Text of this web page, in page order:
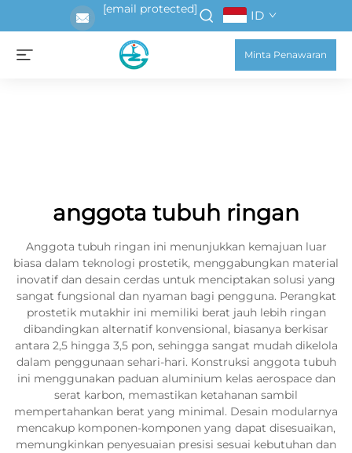
[email protected] ID
Minta Penawaran
anggota tubuh ringan
Anggota tubuh ringan ini menunjukkan kemajuan luar
biasa dalam teknologi prostetik, menggabungkan material
inovatif dan desain cerdas untuk menciptakan solusi yang
sangat fungsional dan nyaman bagi pengguna. Perangkat
prostetik mutakhir ini memiliki berat jauh lebih ringan
dibandingkan alternatif konvensional, biasanya berkisar
antara 2,5 hingga 3,5 pon, sehingga sangat mudah dikelola
dalam penggunaan sehari-hari. Konstruksi anggota tubuh
ini menggunakan paduan aluminium kelas aerospace dan
serat karbon, memastikan ketahanan sambil
mempertahankan berat yang minimal. Desain modularnya
mencakup komponen-komponen yang dapat disesuaikan,
memungkinkan penyesuaian presisi sesuai kebutuhan dan